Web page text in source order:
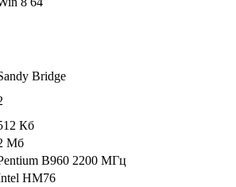
Bridge
Кб
Мб
B960 2200 МГц
HM76